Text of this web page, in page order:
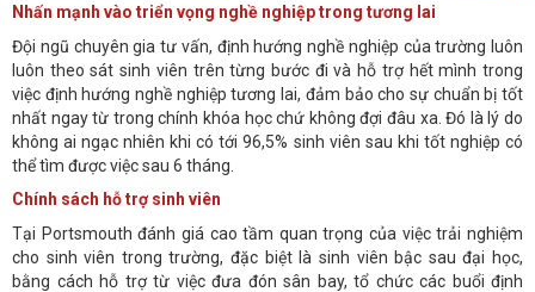
Nhấn mạnh vào triển vọng nghề nghiệp trong tương lai
Đội ngũ chuyên gia tư vấn, định hướng nghề nghiệp của trường luôn
luôn theo sát sinh viên trên từng bước đi và hỗ trợ hết mình trong
việc định hướng nghề nghiệp tương lai, đảm bảo cho sự chuẩn bị tốt
nhất ngay từ trong chính khóa học chứ không đợi đâu xa. Đó là lý do
không ai ngạc nhiên khi có tới 96,5% sinh viên sau khi tốt nghiệp có
thể tìm được việc sau 6 tháng.
Chính sách hỗ trợ sinh viên
Tại Portsmouth đánh giá cao tầm quan trọng của việc trải nghiệm
cho sinh viên trong trường, đặc biệt là sinh viên bậc sau đại học,
bằng cách hỗ trợ từ việc đưa đón sân bay, tổ chức các buổi định